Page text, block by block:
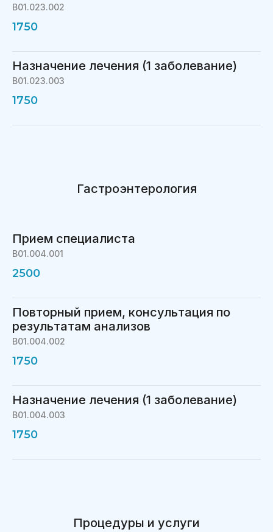
B01.023.002
1750
Назначение лечения (1 заболевание)
B01.023.003
1750
Гастроэнтерология
Прием специалиста
B01.004.001
2500
Повторный прием, консультация по
результатам анализов
B01.004.002
1750
Назначение лечения (1 заболевание)
B01.004.003
1750
Процедуры и услуги